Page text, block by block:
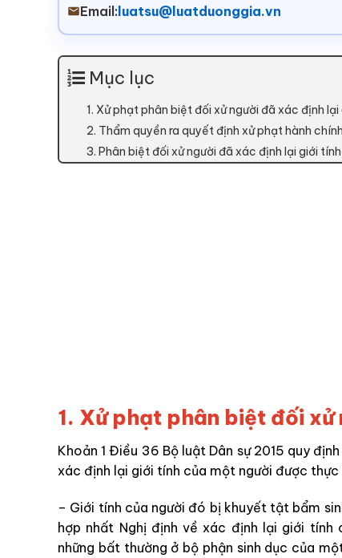
Email: luatsu@luatduonggia.vn
Mục lục
1. Xử phạt phân biệt đối xử người đã xác định lại
2. Thẩm quyền ra quyết định xử phạt hành
3. Phân biệt đối xử người đã xác định lại giới
1. Xử phạt phân biệt đối
Khoản 1 Điều 36 Bộ luật Dân sự 2015 quy
xác định lại giới tính của một người được
– Giới tính của người đó bị khuyết tật bẩm
hợp nhất Nghị định về xác định lại giới
những bất thường ở bộ phận sinh dục của